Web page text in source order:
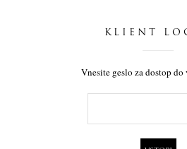
KLIENT
Vnesite geslo za dostop do